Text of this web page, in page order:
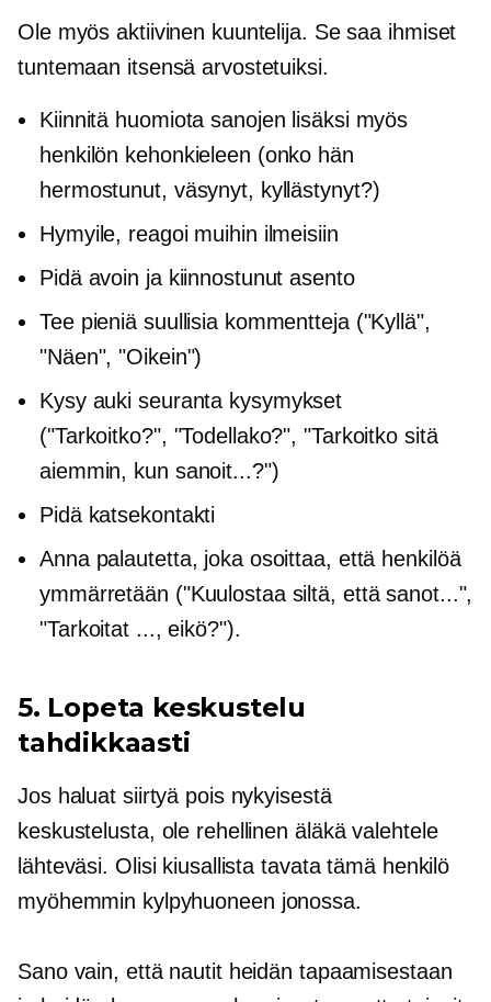
Ole myös aktiivinen kuuntelija. Se saa ihmiset
tuntemaan itsensä arvostetuiksi.
Kiinnitä huomiota sanojen lisäksi myös
henkilön kehonkieleen (onko hän
hermostunut, väsynyt, kyllästynyt?)
Hymyile, reagoi muihin ilmeisiin
Pidä avoin ja kiinnostunut asento
Tee pieniä suullisia kommentteja ("Kyllä",
"Näen", "Oikein")
Kysy aukiseuranta kysymykset
("Tarkoitko?", "Todellako?", "Tarkoitko sitä
aiemmin, kun sanoit...?")
Pidä katsekontakti
Anna palautetta, joka osoittaa, että henkilöä
ymmärretään ("Kuulostaa siltä, ​​että sanot...",
"Tarkoitat ..., eikö?").
5. Lopeta keskustelu
tahdikkaasti
Jos haluat siirtyä pois nykyisestä
keskustelusta, ole rehellinen äläkä valehtele
lähteväsi. Olisi kiusallista tavata tämä henkilö
myöhemmin kylpyhuoneen jonossa.
Sano vain, että nautit heidän tapaamisestaan ​​